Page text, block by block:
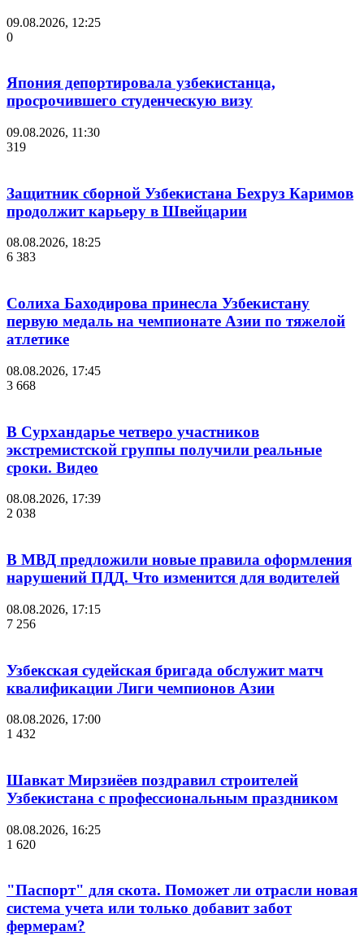
09.08.2026, 12:25
0
Япония депортировала узбекистанца,
просрочившего студенческую визу
09.08.2026, 11:30
319
Защитник сборной Узбекистана Бехруз Каримов
продолжит карьеру в Швейцарии
08.08.2026, 18:25
6 383
Солиха Баходирова принесла Узбекистану
первую медаль на чемпионате Азии по тяжелой
атлетике
08.08.2026, 17:45
3 668
В Сурхандарье четверо участников
экстремистской группы получили реальные
сроки. Видео
08.08.2026, 17:39
2 038
В МВД предложили новые правила оформления
нарушений ПДД. Что изменится для водителей
08.08.2026, 17:15
7 256
Узбекская судейская бригада обслужит матч
квалификации Лиги чемпионов Азии
08.08.2026, 17:00
1 432
Шавкат Мирзиёев поздравил строителей
Узбекистана с профессиональным праздником
08.08.2026, 16:25
1 620
"Паспорт" для скота. Поможет ли отрасли новая
система учета или только добавит забот
фермерам?